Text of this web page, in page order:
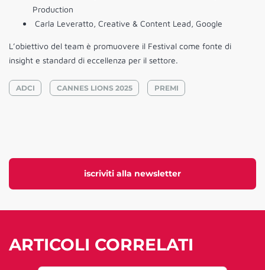
iscriviti alla newsletter
Production
⁠ ⁠Carla Leveratto, Creative & Content Lead, Google
L’obiettivo del team è promuovere il Festival come fonte di
insight e standard di eccellenza per il settore.
ADCI CANNES LIONS 2025 PREMI
ARTICOLI CORRELATI